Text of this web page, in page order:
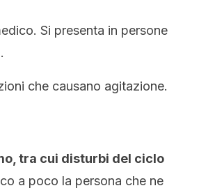
Si presenta in persone
che causano agitazione.
tra cui disturbi del ciclo
a poco la persona che ne